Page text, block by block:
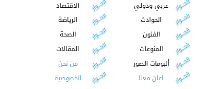
عربي ودولي
الاقتصاد
الحوادث
الرياضة
الفنون
الصحة
المنوعات
المقالات
ألبومات الصور
من نحن
اعلن معنا
الخصوصية